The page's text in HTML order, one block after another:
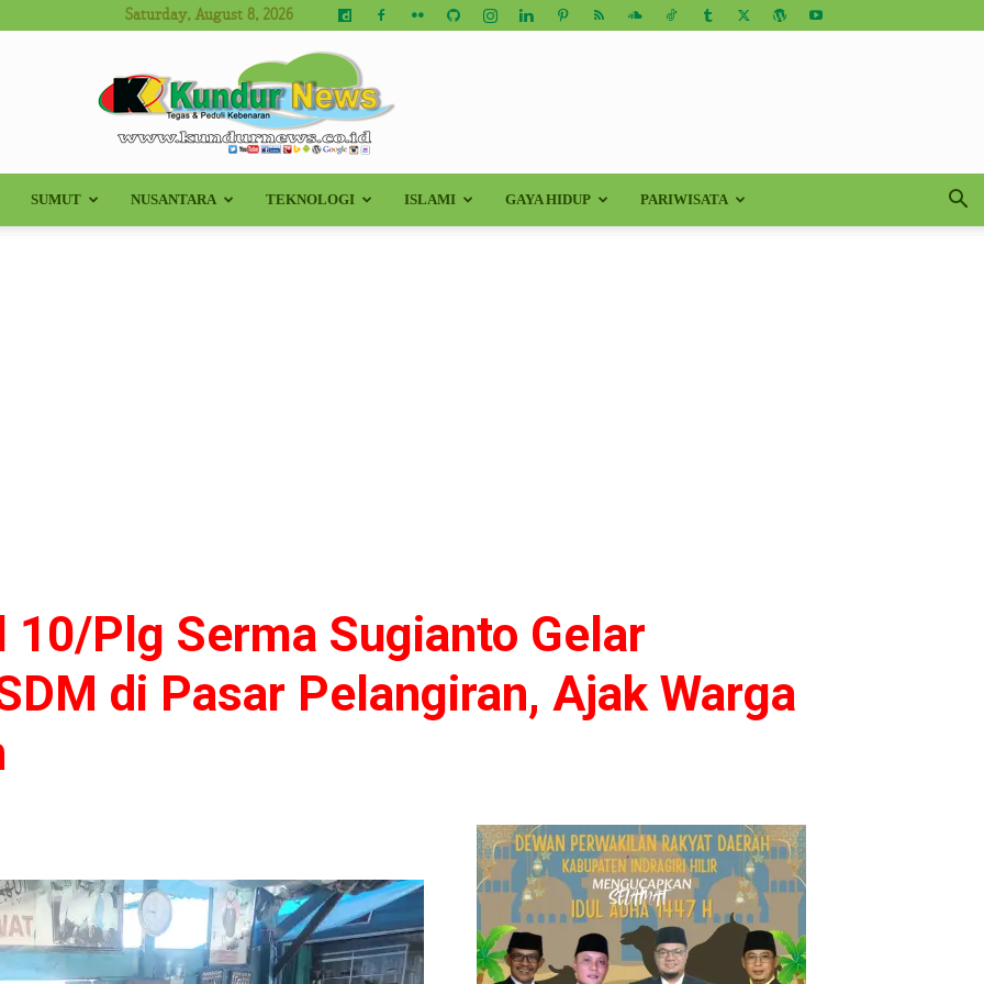
Saturday, August 8, 2026
Kundur
SUMUT NUSANTARA TEKNOLOGI ISLAMI GAYA HIDUP PARIWISATA
10/Plg Serma Sugianto Gelar
di Pasar Pelangiran, Ajak Warga